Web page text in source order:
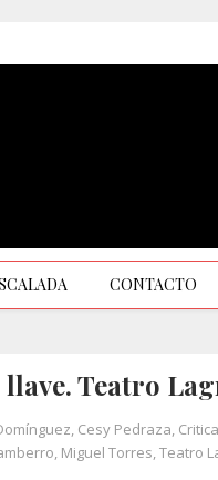
CONTACTO
Teatro
, Cesy Pedraza,
, Miguel Torres,Teatro